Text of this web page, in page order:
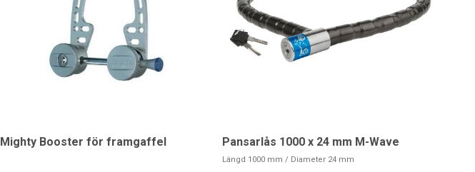
Mighty Booster för framgaffel Pansarlås 1000 x 24 mm M-Wave
Längd 1000 mm / Diameter 24 mm